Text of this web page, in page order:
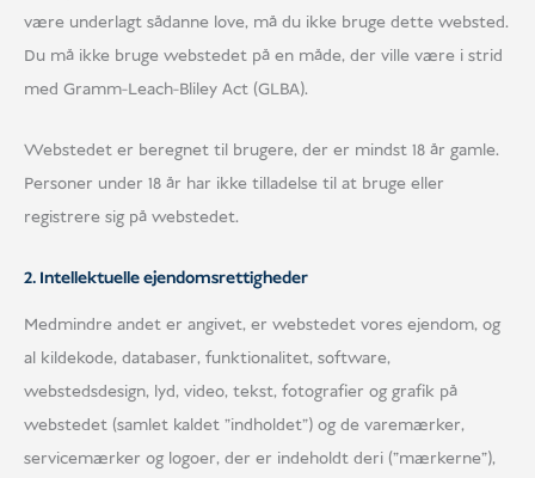
være underlagt sådanne love, må du ikke bruge dette websted.
Du må ikke bruge webstedet på en måde, der ville være i strid
med Gramm-Leach-Bliley Act (GLBA).
Webstedet er beregnet til brugere, der er mindst 18 år gamle.
Personer under 18 år har ikke tilladelse til at bruge eller
registrere sig på webstedet.
2. Intellektuelle ejendomsrettigheder
Medmindre andet er angivet, er webstedet vores ejendom, og
al kildekode, databaser, funktionalitet, software,
webstedsdesign, lyd, video, tekst, fotografier og grafik på
webstedet (samlet kaldet "indholdet") og de varemærker,
servicemærker og logoer, der er indeholdt deri ("mærkerne"),